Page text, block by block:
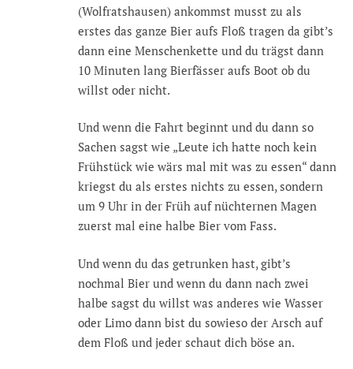
(Wolfratshausen) ankommst musst zu als
erstes das ganze Bier aufs Floß tragen da gibt’s
dann eine Menschenkette und du trägst dann
10 Minuten lang Bierfässer aufs Boot ob du
willst oder nicht.
Und wenn die Fahrt beginnt und du dann so
Sachen sagst wie „Leute ich hatte noch kein
Frühstück wie wärs mal mit was zu essen“ dann
kriegst du als erstes nichts zu essen, sondern
um 9 Uhr in der Früh auf nüchternen Magen
zuerst mal eine halbe Bier vom Fass.
Und wenn du das getrunken hast, gibt’s
nochmal Bier und wenn du dann nach zwei
halbe sagst du willst was anderes wie Wasser
oder Limo dann bist du sowieso der Arsch auf
dem Floß und jeder schaut dich böse an.